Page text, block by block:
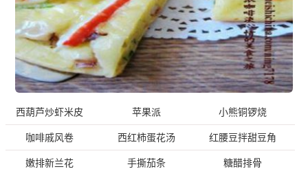
西葫芦炒虾米皮 苹果派 小熊铜锣烧
咖啡戚风卷 西红柿蛋花汤 红腰豆拌甜豆角
嫩排新兰花 手撕茄条 糖醋排骨